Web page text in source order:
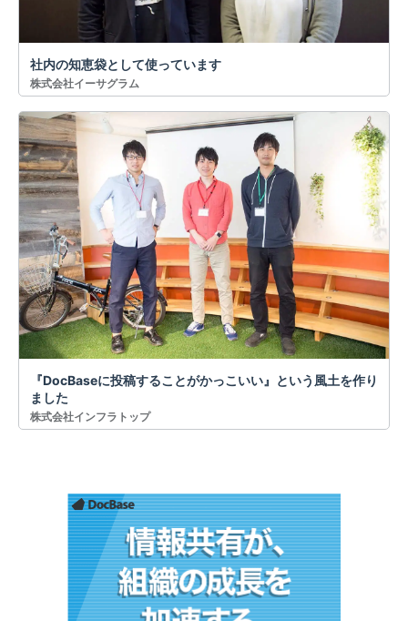
社内の知恵袋として使っています
株式会社イーサグラム
『DocBaseに投稿することがかっこいい』という風土を作り
ました
株式会社インフラトップ